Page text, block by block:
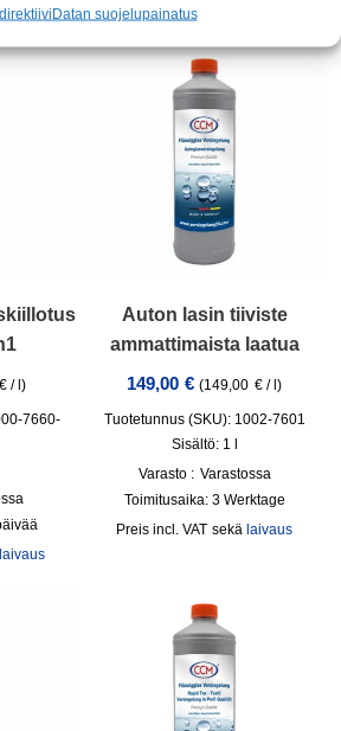
Datan suojelupainatus
incl. VAT
€/ )
7660-
laivaus
Auton lasin tiiviste
ammattimaista laatua
149,00 € (149,00 € / )
Tuotetunnus (SKU): 1002-7601
Sisältö: 1 l
Varasto : Varastossa
Toimitusaika: 3 Werktage
incl. VAT sekä laivaus